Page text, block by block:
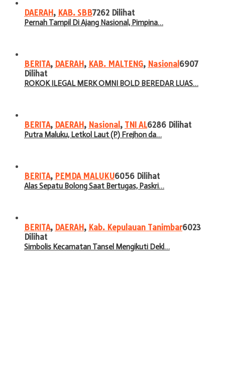
DAERAH , KAB. SBB7262 Dilihat
Pernah Tampil Di Ajang Nasional, Pimpina…
BERITA, DAERAH , KAB. MALTENG, Nasional 6907
Dilihat
ROKOK ILEGAL MERK OMNI BOLD BEREDAR LUAS…
BERITA, DAERAH , Nasional , TNI AL6286 Dilihat
Putra Maluku, Letkol Laut (P) Frejhon da…
BERITA, PEMDA MALUKU6056 Dilihat
Alas Sepatu Bolong Saat Bertugas, Paskri…
BERITA, DAERAH , Kab. Kepulauan Tanimbar6023
Dilihat
Simbolis Kecamatan Tansel Mengikuti Dekl…